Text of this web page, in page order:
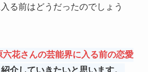
る前はどうだったのでしょう
六花さんの芸能界に入る前の恋愛